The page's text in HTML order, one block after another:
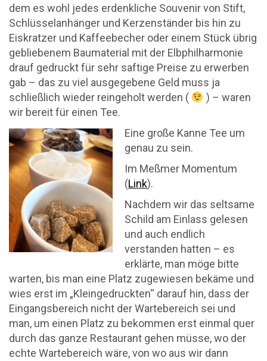
dem es wohl jedes erdenkliche Souvenir von Stift,
Schlüsselanhänger und Kerzenständer bis hin zu
Eiskratzer und Kaffeebecher oder einem Stück übrig
gebliebenem Baumaterial mit der Elbphilharmonie
drauf gedruckt für sehr saftige Preise zu erwerben
gab – das zu viel ausgegebene Geld muss ja
schließlich wieder reingeholt werden (
) – waren
wir bereit für einen Tee.
Eine große Kanne Tee um
genau zu sein.
Im Meßmer Momentum
(Link).
Nachdem wir das seltsame
Schild am Einlass gelesen
und auch endlich
verstanden hatten – es
erklärte, man möge bitte
warten, bis man eine Platz zugewiesen bekäme und
wies erst im „Kleingedruckten“ darauf hin, dass der
Eingangsbereich nicht der Wartebereich sei und
man, um einen Platz zu bekommen erst einmal quer
durch das ganze Restaurant gehen müsse, wo der
echte Wartebereich wäre, von wo aus wir dann